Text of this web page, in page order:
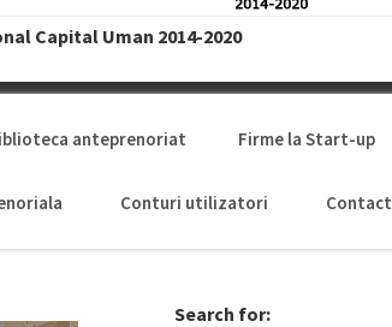
Capital Uman 2014-2020
anteprenoriat Firme la Start-up
Conturi utilizatori Contact
Search for: